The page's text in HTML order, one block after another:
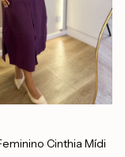
Cinthia Mídi